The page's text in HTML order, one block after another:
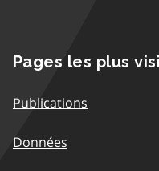
Pages les plus
Publications
Données